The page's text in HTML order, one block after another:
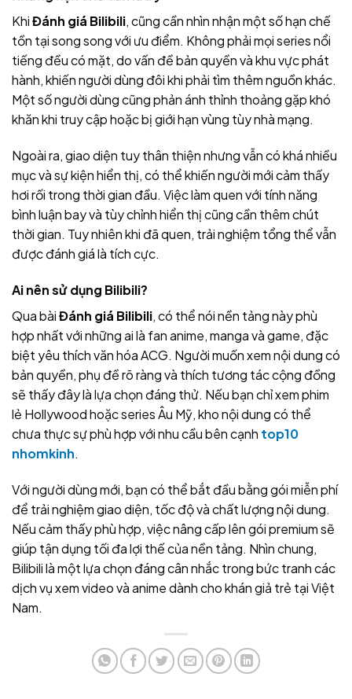
KhiĐánh giá Bilibili, cũng cần nhìn nhận một số hạn chế
tồn tại song song với ưu điểm. Không phải mọi series nổi
tiếng đều có mặt, do vấn đề bản quyền và khu vực phát
hành, khiến người dùng đôi khi phải tìm thêm nguồn khác.
Một số người dùng cũng phản ánh thỉnh thoảng gặp khó
khăn khi truy cập hoặc bị giới hạn vùng tùy nhà mạng.
Ngoài ra, giao diện tuy thân thiện nhưng vẫn có khá nhiều
mục và sự kiện hiển thị, có thể khiến người mới cảm thấy
hơi rối trong thời gian đầu. Việc làm quen với tính năng
bình luận bay và tùy chỉnh hiển thị cũng cần thêm chút
thời gian. Tuy nhiên khi đã quen, trải nghiệm tổng thể vẫn
được đánh giá là tích cực.
Ai nên sử dụng Bilibili?
Qua bàiĐánh giá Bilibili, có thể nói nền tảng này phù
hợp nhất với những ai là fan anime, manga và game, đặc
biệt yêu thích văn hóa ACG. Người muốn xem nội dung có
bản quyền, phụ đề rõ ràng và thích tương tác cộng đồng
sẽ thấy đây là lựa chọn đáng thử. Nếu bạn chỉ xem phim
lẻ Hollywood hoặc series Âu Mỹ, kho nội dung có thể
chưa thực sự phù hợp với nhu cầu bên cạnh top10
nhomkinh.
Với người dùng mới, bạn có thể bắt đầu bằng gói miễn phí
để trải nghiệm giao diện, tốc độ và chất lượng nội dung.
Nếu cảm thấy phù hợp, việc nâng cấp lên gói premium sẽ
giúp tận dụng tối đa lợi thế của nền tảng. Nhìn chung,
Bilibili là một lựa chọn đáng cân nhắc trong bức tranh các
dịch vụ xem video và anime dành cho khán giả trẻ tại Việt
Nam.